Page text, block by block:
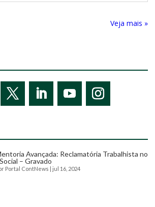
Próximas Entradas »
Avançada: Reclamatória Trabalhista no
– Gravado
Portal ContNews jul 16, 2024